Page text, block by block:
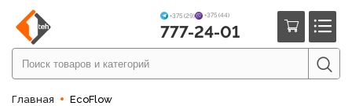
+375 (29) +375 (44)
777-24-01
Главная EcoFlow